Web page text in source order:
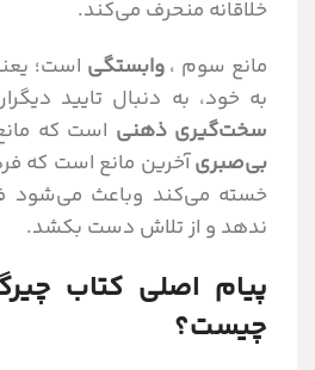
خلاقانه منحرف می‌کند.
مانع سوم ،وابستگی است؛
به خود، به دنبال تایید
سخت‌گیری ذهنی است که
بی‌صبریآخرین مانع است که فرد
خسته می‌کند وباعث می‌شود
ندهد و از تلاش دست بکشد.
پیام اصلی کتاب
چیست؟